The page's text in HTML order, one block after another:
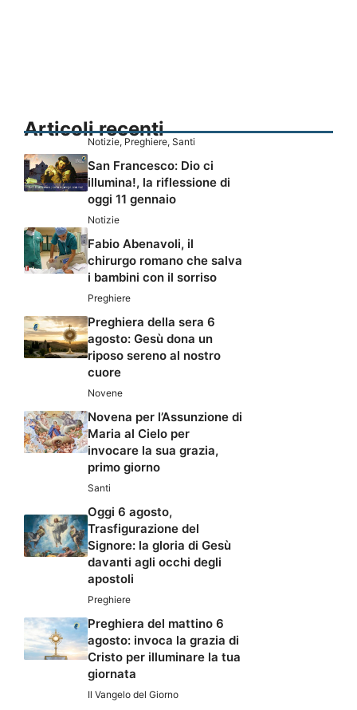
Articoli recenti
Notizie, Preghiere, Santi
San Francesco: Dio ci
illumina!, la riflessione di
oggi 11 gennaio
Notizie
Fabio Abenavoli, il
chirurgo romano che salva
i bambini con il sorriso
Preghiere
Preghiera della sera 6
agosto: Gesù dona un
riposo sereno al nostro
cuore
Novene
Novena per l’Assunzione di
Maria al Cielo per
invocare la sua grazia,
primo giorno
Santi
Oggi 6 agosto,
Trasfigurazione del
Signore: la gloria di Gesù
davanti agli occhi degli
apostoli
Preghiere
Preghiera del mattino 6
agosto: invoca la grazia di
Cristo per illuminare la tua
giornata
Il Vangelo del Giorno